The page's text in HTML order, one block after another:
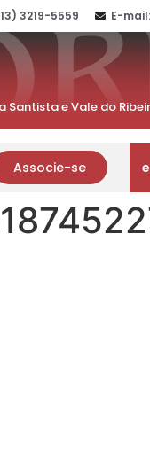
3219-5559 E-
e Vale do
Associe-se